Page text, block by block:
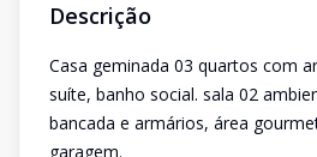
Descrição
Casa geminada 03 quartos com
suíte, banho social. sala 02
bancada e armários, área
garagem.